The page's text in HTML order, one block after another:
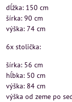
dĺžka: 150 cm
šírka: 90 cm
výška: 74 cm
6x stolička:
šírka: 56 cm
hĺbka: 50 cm
výška: 84 cm
výška od zeme po